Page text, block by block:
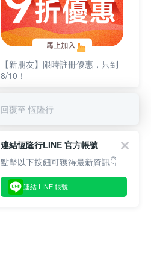
【新朋友】限時註冊優惠，只到
8/10！
回覆至 恆隆行
連結恆隆行LINE 官方帳號
點擊以下按鈕可獲得最新資訊👇
連結 LINE 帳號